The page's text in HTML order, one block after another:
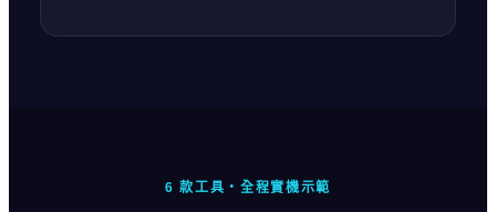
6 款工具・全程實機示範